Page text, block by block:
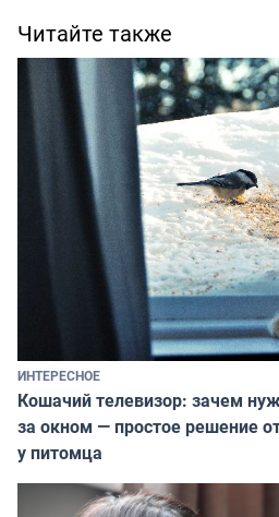
Читайте также
ИНТЕРЕСНОЕ
Кошачий телевизор: зачем
за окном — простое решение
у питомца